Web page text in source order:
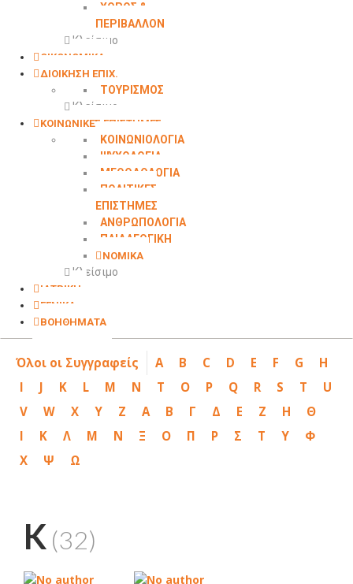
ΧΩΡΟΣ &
ΠΕΡΙΒΑΛΛΟΝ
Κλείσιμο
ΟΙΚΟΝΟΜΙΚΑ
ΔΙΟΙΚΗΣΗ ΕΠΙΧ.
ΤΟΥΡΙΣΜΟΣ
Κλείσιμο
ΚΟΙΝΩΝΙΚΕΣ ΕΠΙΣΤΗΜΕΣ
ΚΟΙΝΩΝΙΟΛΟΓΙΑ
ΨΥΧΟΛΟΓΙΑ
ΜΕΘΟΔΟΛΟΓΙΑ
ΠΟΛΙΤΙΚΕΣ
ΕΠΙΣΤΗΜΕΣ
ΑΝΘΡΩΠΟΛΟΓΙΑ
ΠΑΙΔΑΓΩΓΙΚΗ
ΝΟΜΙΚΑ
Κλείσιμο
ΙΑΤΡΙΚΗ
ΓΕΝΙΚΑ
ΒΟΗΘΗΜΑΤΑ
Όλοι οι Συγγραφείς A B C D E F G
H
I
J K L M N T O P Q R S T
U
V
W X Y Z Α Β Γ Δ Ε Ζ Η
Θ
Ι
Κ Λ Μ Ν Ξ Ο Π Ρ Σ Τ Υ
Φ
Χ
Ψ Ω
K (32)